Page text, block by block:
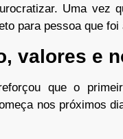
Uma vez
para pessoa que
valores e
que o
nos próximos